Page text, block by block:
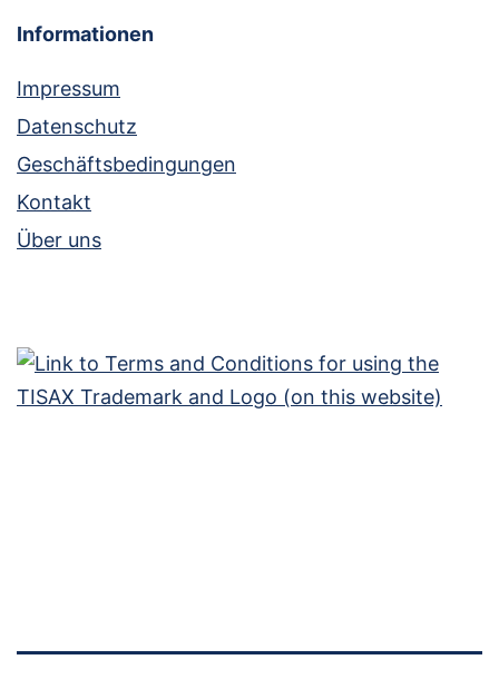
Infor­ma­tio­nen
Impres­sum
Daten­schutz
Geschäfts­be­din­gun­gen
Kon­takt
Über uns